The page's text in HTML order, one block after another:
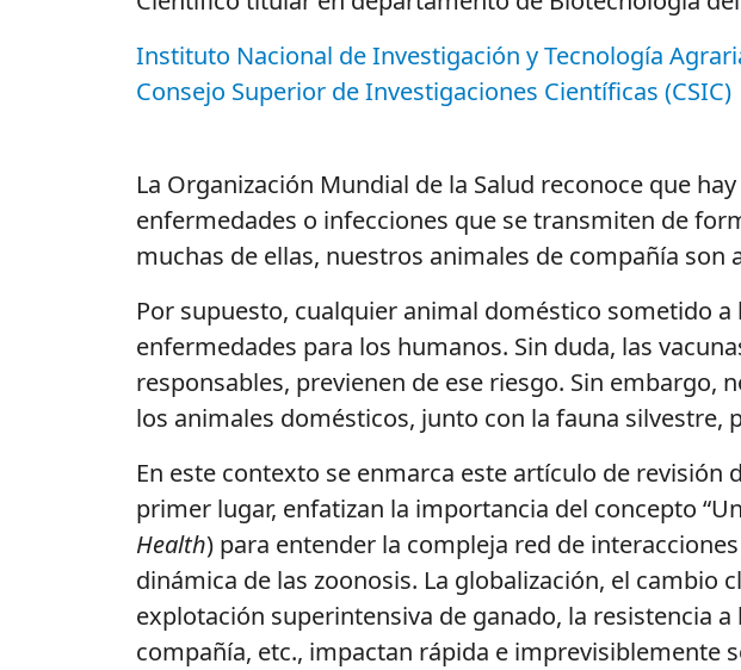
Instituto Nacional de Investigación y Tecnología
Consejo Superior de Investigaciones Científicas (CSIC)
La Organización Mundial de la Salud reconoce que
enfermedades o infecciones que se transmiten de
muchas de ellas, nuestros animales de compañía son
Por supuesto, cualquier animal doméstico sometido
enfermedades para los humanos. Sin duda, las
responsables, previenen de ese riesgo. Sin embargo,
los animales domésticos, junto con la fauna
En este contexto se enmarca este artículo de revisión
primer lugar, enfatizan la importancia del concepto
Health) para entender la compleja red de
dinámica de las zoonosis. La globalización, el
explotación superintensiva de ganado, la resistencia
compañía, etc., impactan rápida e imprevisiblemente